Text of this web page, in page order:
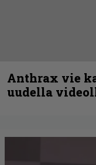
Anthrax vie
uudella